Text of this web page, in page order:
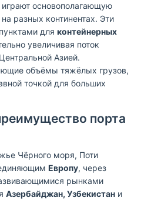
играют основополагающую
разных континентах. Эти
для контейнерных
увеличивая поток
Азией.
объёмы тяжёлых грузов,
точкой для больших
порта
Чёрного моря, Поти
Европу, через
рынками
Азербайджан, Узбекистан и